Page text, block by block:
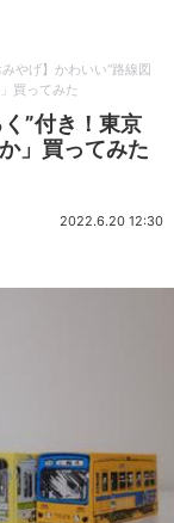
みやげ】かわいい“路線図
買ってみた
”付き！東京
」買ってみた
2022.6.20 12:30